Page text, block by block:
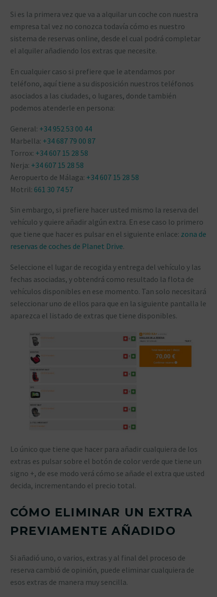
Si es la primera vez que va a alquilar un coche con nuestra
empresa tal vez no conozca todavía cómo es nuestro
sistema de reservas online, desde el cual podrá completar
el alquiler añadiendo los extras que necesite.
En cualquier caso si prefiere que le atendamos por
teléfono, aquí tiene a su disposición nuestros teléfonos
asociados a las ciudades, o lugares, donde también
podemos atenderle en persona:
General: +34 952 53 00 44
Marbella: +34 687 79 00 87
Torrox: +34 607 15 28 58
Nerja: +34 607 15 28 58
Aeropuerto de Málaga: +34 607 15 28 58
Motril: 661 30 74 57
Sin embargo, si prefiere hacer usted mismo la reserva del
vehículo y quiere añadir algún extra. En ese caso lo primero
que tiene que hacer es pulsar en el siguiente enlace: zona de
reservas de coches de Planet Drive.
Seleccione el lugar de recogida y entrega del vehículo y las
fechas asociadas, y obtendrá como resultado la flota de
vehículos disponibles en ese momento. Tan solo necesitará
seleccionar uno de ellos para que en la siguiente pantalla le
aparezca el listado de extras que tiene disponibles.
Lo único que tiene que hacer para añadir cualquiera de los
extras es pulsar sobre el botón de color verde que tiene un
signo +, de ese modo verá cómo se añade el extra que usted
decida, incrementando el precio total.
CÓMO ELIMINAR UN EXTRA
PREVIAMENTE AÑADIDO
Si añadió uno, o varios, extras y al final del proceso de
reserva cambió de opinión, puede eliminar cualquiera de
esos extras de manera muy sencilla.